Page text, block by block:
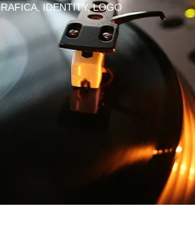
IDENTITY, LOGO